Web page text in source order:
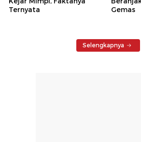
Ternyata
Gemas
Selengkapnya